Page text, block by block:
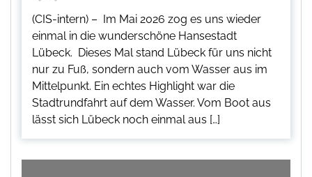
(CIS-intern) – Im Mai 2026 zog es uns wieder
einmal in die wunderschöne Hansestadt
Lübeck. Dieses Mal stand Lübeck für uns nicht
nur zu Fuß, sondern auch vom Wasser aus im
Mittelpunkt. Ein echtes Highlight war die
Stadtrundfahrt auf dem Wasser. Vom Boot aus
lässt sich Lübeck noch einmal aus […]